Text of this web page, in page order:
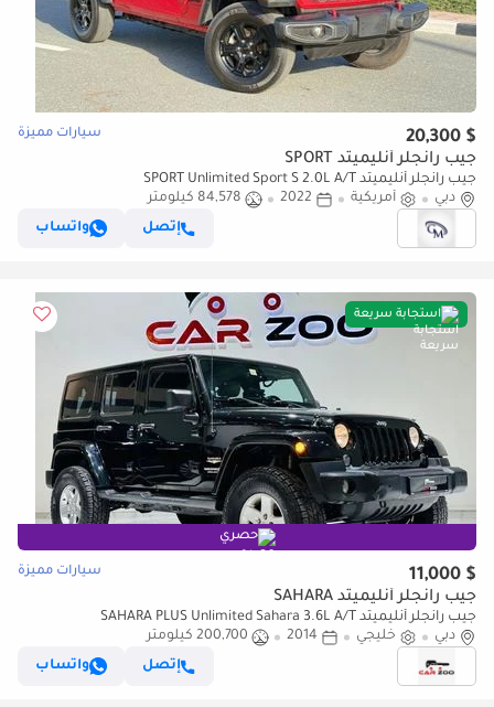
$ 20,300 سيارات مميزة
جيب رانجلر أنليميتد SPORT
جيب رانجلر أنليميتد SPORT Unlimited Sport S 2.0L A/T
دبي
أمريكية 2022
84,578 كيلومتر
إتصل
واتساب
استجابة سريعة
حصري
$ 11,000 سيارات مميزة
جيب رانجلر أنليميتد SAHARA
جيب رانجلر أنليميتد SAHARA PLUS Unlimited Sahara 3.6L A/T
دبي
خليجي 2014
200,700 كيلومتر
إتصل
واتساب